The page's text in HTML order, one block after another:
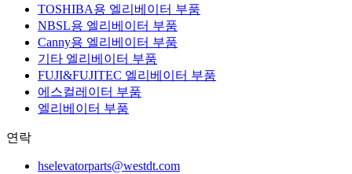
TOSHIBA용 엘리베이터 부품
NBSL용 엘리베이터 부품
Canny용 엘리베이터 부품
기타 엘리베이터 부품
FUJI&FUJITEC 엘리베이터 부품
에스컬레이터 부품
엘리베이터 부품
연락
hselevatorparts@westdt.com